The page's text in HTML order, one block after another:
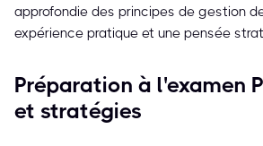
approfondie des principes de gestion
expérience pratique et une pensée
Préparation à l'examen
et stratégies